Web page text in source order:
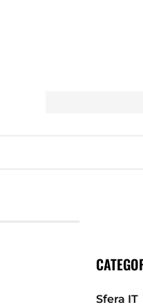
Sfera IT